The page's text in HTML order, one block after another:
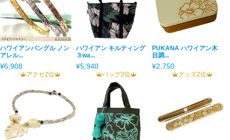
ハワイアンバングル ノン
アレル...
¥6,908
ハワイアン キルティング
３wa...
¥5,940
PUKANA ハワイアン木
目調...
¥2,750
アクセ2位 バッグ2位 グッズ2位